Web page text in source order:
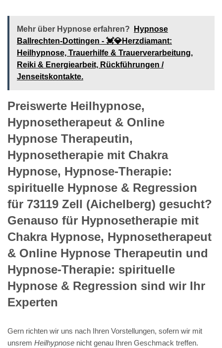
Mehr über Hypnose erfahren?
Hypnose
Ballrechten-Dottingen - 💓️💎Herzdiamant:
Heilhypnose, Trauerhilfe & Trauerverarbeitung,
Reiki & Energiearbeit, Rückführungen /
Jenseitskontakte.
Preiswerte Heilhypnose,
Hypnosetherapeut & Online
Hypnose Therapeutin,
Hypnosetherapie mit Chakra
Hypnose, Hypnose-Therapie:
spirituelle Hypnose & Regression
für 73119 Zell (Aichelberg) gesucht?
Genauso für Hypnosetherapie mit
Chakra Hypnose, Hypnosetherapeut
& Online Hypnose Therapeutin und
Hypnose-Therapie: spirituelle
Hypnose & Regression sind wir Ihr
Experten
Gern richten wir uns nach Ihren Vorstellungen, sofern wir mit
unsrem Heilhypnose nicht genau Ihren Geschmack treffen.